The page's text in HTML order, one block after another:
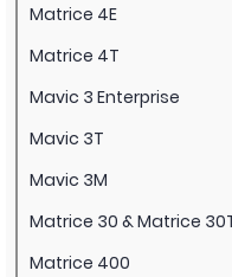
Matrice 4E
Matrice 4T
Mavic 3 Enterprise
Mavic 3T
Mavic 3M
Matrice 30 & Matrice
Matrice 400